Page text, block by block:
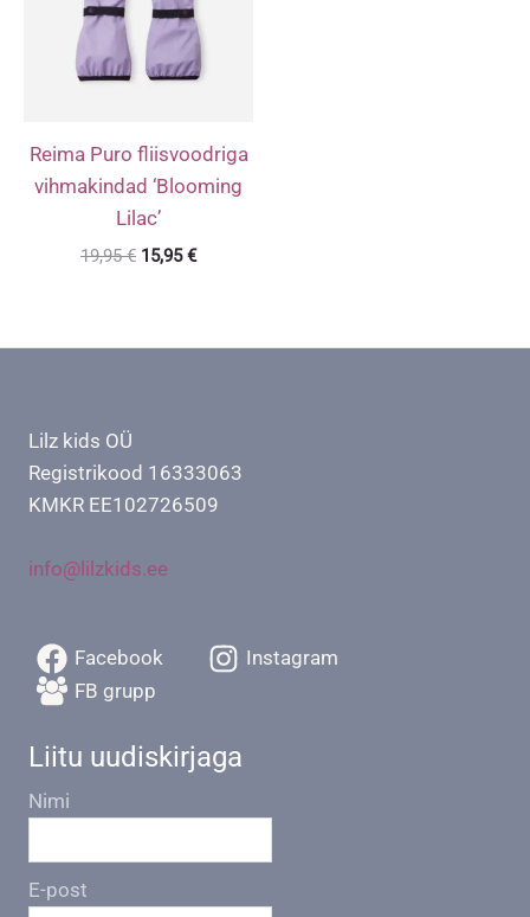
Reima Puro fliisvoodriga
vihmakindad ‘Blooming
Lilac’
19,95€ Algne
15,95€Praegune
Lilz kids OÜ
Registrikood 16333063
KMKR EE102726509
info@lilzkids.ee
Facebook
Instagram
FB grupp
Liitu uudiskirjaga
Nimi
E-post